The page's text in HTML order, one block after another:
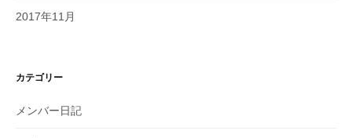
2017年11月
カテゴリー
メンバー日記